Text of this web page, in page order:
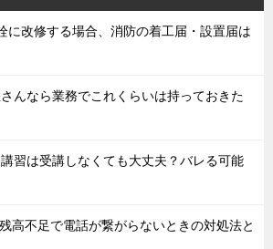
に改修する場合、消防の着工届・設置届は
んなら業務でこれくらいは持っておきた
習は受講しなくても大丈夫？バレる可能
高不足で電話が繋がらないときの対処法と